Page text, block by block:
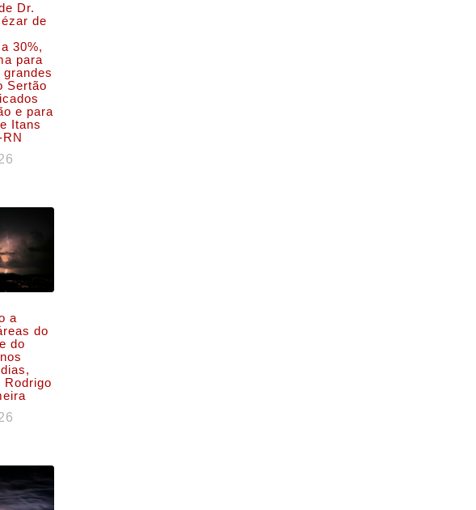
Dr.
de
30%,
para
Sertão
e para
Itans
a
do
do
Rodrigo